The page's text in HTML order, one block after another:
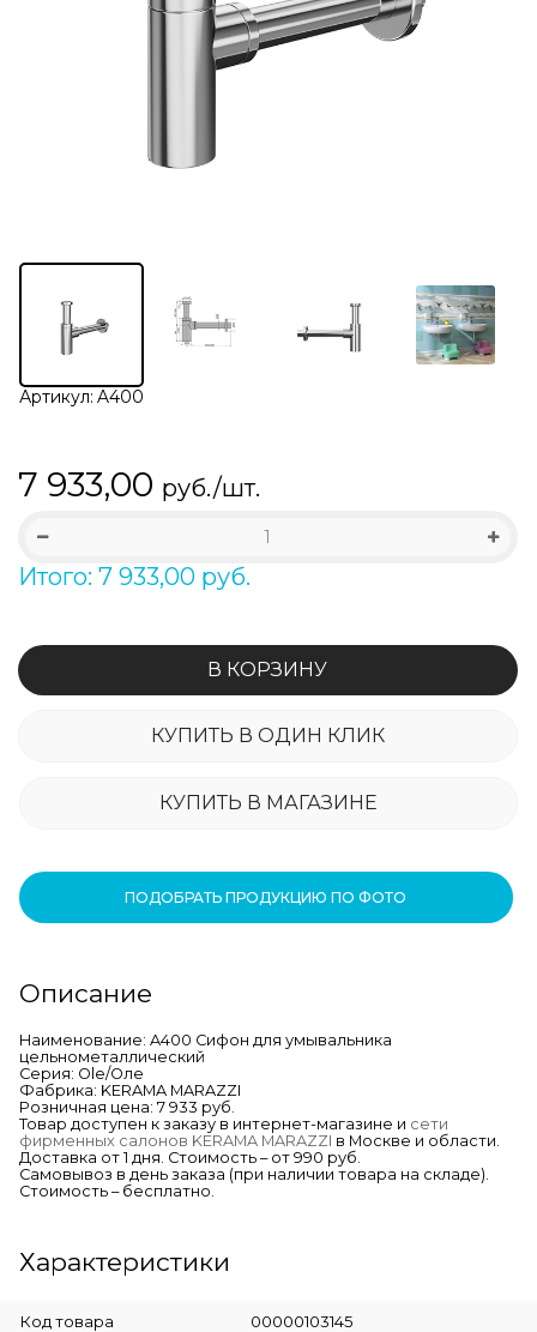
Артикул: A400
7 933,00 руб./шт.
Итого: 7 933,00 руб.
В КОРЗИНУ
КУПИТЬ В ОДИН КЛИК
КУПИТЬ В МАГАЗИНЕ
ПОДОБРАТЬ ПРОДУКЦИЮ ПО ФОТО
Описание
Наименование: A400 Сифон для умывальника
цельнометаллический
Серия: Ole/Оле
Фабрика: KERAMA MARAZZI
Розничная цена: 7 933 руб.
Товар доступен к заказу в интернет-магазине и сети
фирменных салонов KERAMA MARAZZI в Москве и области.
Доставка от 1 дня. Стоимость – от 990 руб.
Самовывоз в день заказа (при наличии товара на складе).
Стоимость – бесплатно.
Характеристики
Код товара 00000103145